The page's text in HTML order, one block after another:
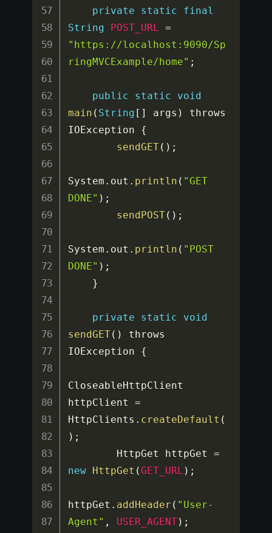
private static
final
String
POST_URL =
"https://localhost:9090/Sp
ringMVCExample/home" ;
public static
void
main ( String [ ] args )
throws
IOException {
sendGET( ) ;
System . out . println ( "GET
DONE" ) ;
sendPOST( ) ;
System . out . println ( "POST
DONE" ) ;
}
private static
void
sendGET( )
throws
IOException {
CloseableHttpClient
httpClient =
HttpClients . createDefault (
) ;
        HttpGet httpGet
=
new
HttpGet (GET_URL ) ;
httpGet . addHeader ( "User-
Agent" , USER_AGENT) ;